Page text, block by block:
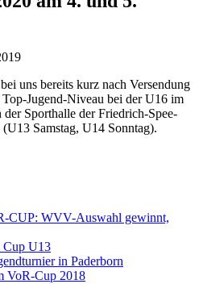
uns bereits kurz nach Versendung
Jugend-Niveau bei der U16 im
Sporthalle der Friedrich-Spee-
Samstag, U14 Sonntag).
CUP: WVV-Auswahl gewinnt,
Cup U13
in Paderborn
VoR-Cup 2018